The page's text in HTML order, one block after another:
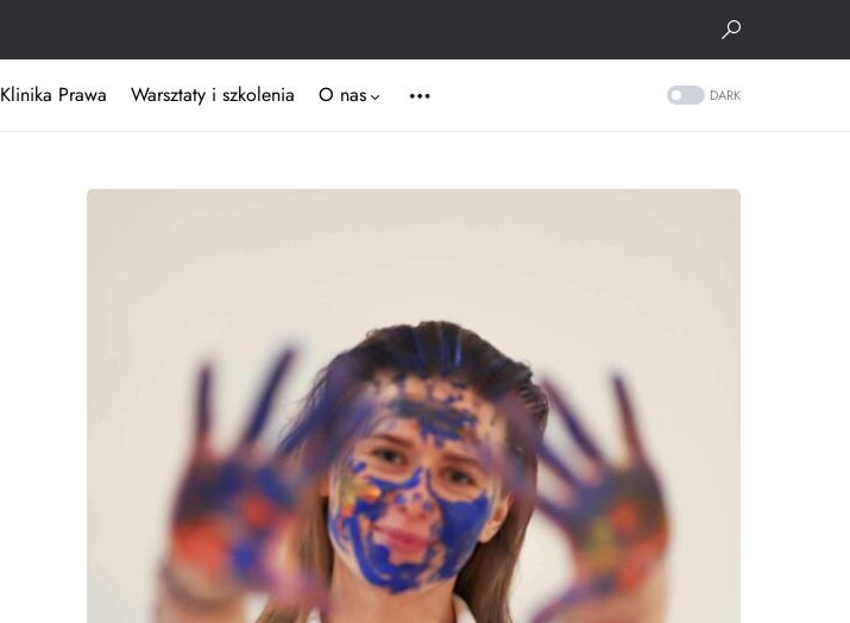
Klinika Prawa Warsztaty i szkolenia O nas DARK